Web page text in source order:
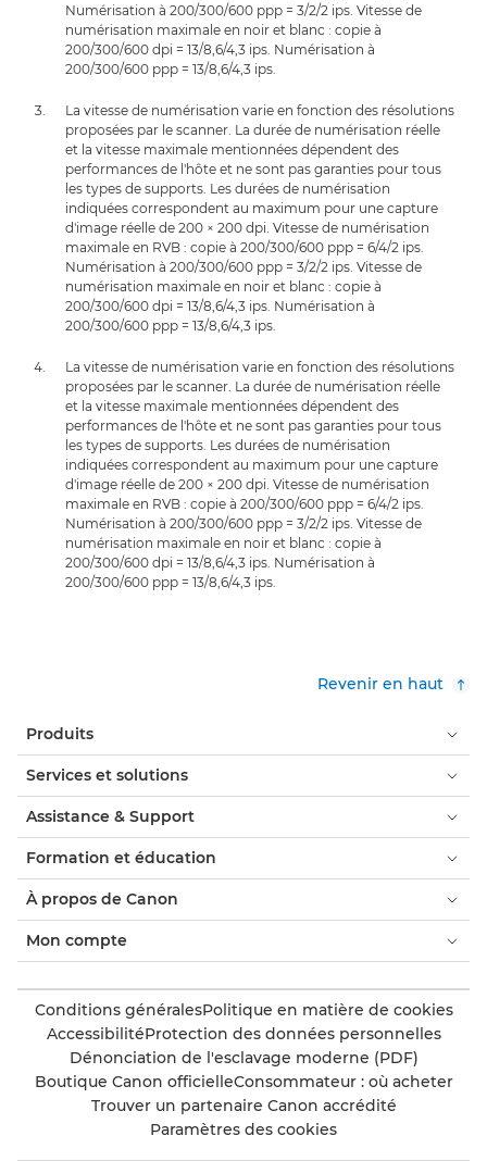
Numérisation à 200/300/600 ppp = 3/2/2 ips. Vitesse de
numérisation maximale en noir et blanc : copie à
200/300/600 dpi = 13/8,6/4,3 ips. Numérisation à
200/300/600 ppp = 13/8,6/4,3 ips.
La vitesse de numérisation varie en fonction des résolutions
proposées par le scanner. La durée de numérisation réelle
et la vitesse maximale mentionnées dépendent des
performances de l'hôte et ne sont pas garanties pour tous
les types de supports. Les durées de numérisation
indiquées correspondent au maximum pour une capture
d'image réelle de 200 × 200 dpi. Vitesse de numérisation
maximale en RVB : copie à 200/300/600 ppp = 6/4/2 ips.
Numérisation à 200/300/600 ppp = 3/2/2 ips. Vitesse de
numérisation maximale en noir et blanc : copie à
200/300/600 dpi = 13/8,6/4,3 ips. Numérisation à
200/300/600 ppp = 13/8,6/4,3 ips.
La vitesse de numérisation varie en fonction des résolutions
proposées par le scanner. La durée de numérisation réelle
et la vitesse maximale mentionnées dépendent des
performances de l'hôte et ne sont pas garanties pour tous
les types de supports. Les durées de numérisation
indiquées correspondent au maximum pour une capture
d'image réelle de 200 × 200 dpi. Vitesse de numérisation
maximale en RVB : copie à 200/300/600 ppp = 6/4/2 ips.
Numérisation à 200/300/600 ppp = 3/2/2 ips. Vitesse de
numérisation maximale en noir et blanc : copie à
200/300/600 dpi = 13/8,6/4,3 ips. Numérisation à
200/300/600 ppp = 13/8,6/4,3 ips.
Revenir en haut
Produits
Services et solutions
Assistance & Support
Formation et éducation
À propos de Canon
Mon compte
Conditions généralesPolitique en matière de cookies
AccessibilitéProtection des données personnelles
Dénonciation de l'esclavage moderne (PDF)
Boutique Canon officielleConsommateur : où acheter
Trouver un partenaire Canon accrédité
Paramètres des cookies